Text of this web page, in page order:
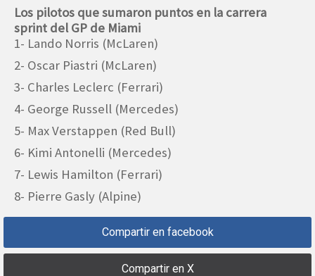
Los pilotos que sumaron puntos en la carrera
sprint del GP de Miami
1- Lando Norris (McLaren)
2- Oscar Piastri (McLaren)
3- Charles Leclerc (Ferrari)
4- George Russell (Mercedes)
5- Max Verstappen (Red Bull)
6- Kimi Antonelli (Mercedes)
7- Lewis Hamilton (Ferrari)
8- Pierre Gasly (Alpine)
Compartir en facebook
Compartir en X